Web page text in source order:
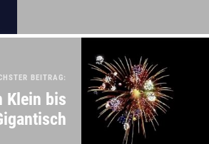
BEITRAG:
Klein bis